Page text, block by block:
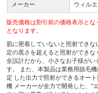
メーカー ウィル
販売価格は割引前の価格表示と
となります。
肌に密着していないと照射でき
定の黒さを超えると照射ができ
全設計だから、小さなお子様がい
す。 また、本製品は業務用脱毛
定 した出力で照射ができるオー
機 メーカーが全力で開発した、“